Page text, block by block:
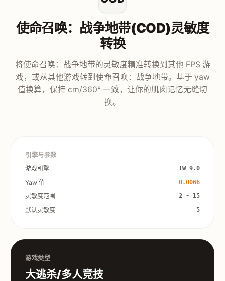
使命召唤：战争地带(COD)灵敏度
转换
将使命召唤：战争地带的灵敏度精准转换到其他 FPS 游
戏，或从其他游戏转到使命召唤：战争地带。基于 yaw
值换算，保持 cm/360° 一致，让你的肌肉记忆无缝切
换。
引擎与参数
游戏引擎
IW 9.0
Yaw 值 0.0066
灵敏度范围 2 - 15
默认灵敏度 5
游戏类型
大逃杀/多人竞技